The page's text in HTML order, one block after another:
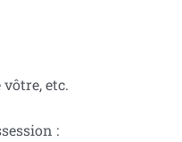
etc.
: